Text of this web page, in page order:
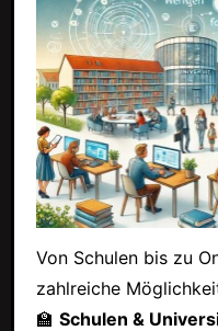
Von Schulen bis zu
zahlreiche
🏫 Schulen &